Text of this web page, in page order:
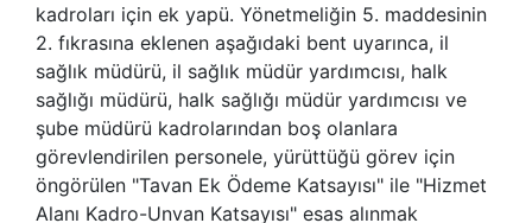
kadroları için ek yapü. Yönetmeliğin 5. maddesinin
2. fıkrasına eklenen aşağıdaki bent uyarınca, il
sağlık müdürü, il sağlık müdür yardımcısı, halk
sağlığı müdürü, halk sağlığı müdür yardımcısı ve
şube müdürü kadrolarından boş olanlara
görevlendirilen personele, yürüttüğü görev için
öngörülen "Tavan Ek Ödeme Katsayısı" ile "Hizmet
Alanı Kadro-Unvan Katsayısı" esas alınmak